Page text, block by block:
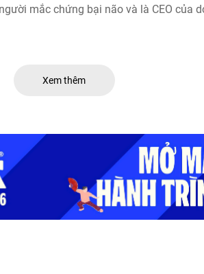
người mắc chứng bại não và là CEO của
Xem thêm